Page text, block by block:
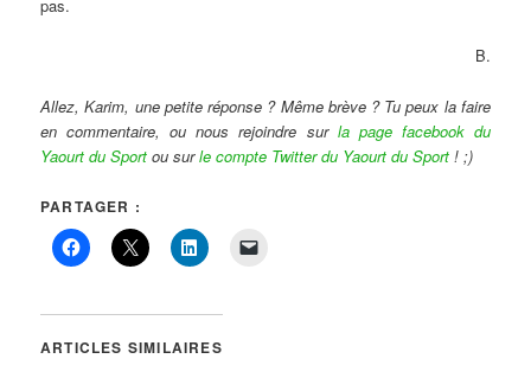
pas.
B.
Allez, Karim, une petite réponse ? Même brève ? Tu peux la faire
en commentaire, ou nous rejoindre sur la page facebook du
Yaourt du Sport ou surle compte Twitter du Yaourt du Sport ! ;)
PARTAGER :
ARTICLES SIMILAIRES